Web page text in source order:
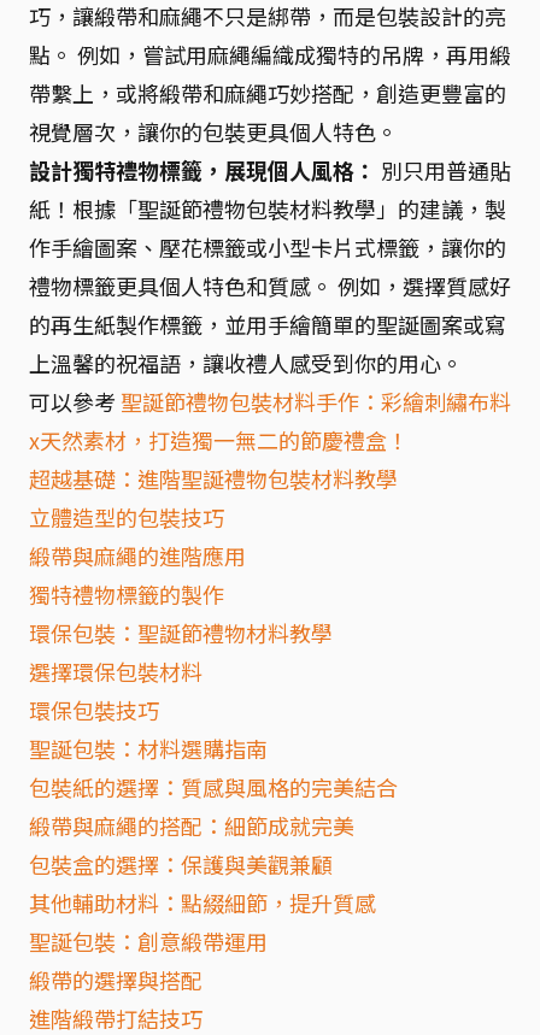
巧，讓緞帶和麻繩不只是綁帶，而是包裝設計的亮
點。 例如，嘗試用麻繩編織成獨特的吊牌，再用緞
帶繫上，或將緞帶和麻繩巧妙搭配，創造更豐富的
視覺層次，讓你的包裝更具個人特色。
設計獨特禮物標籤，展現個人風格： 別只用普通貼
紙！根據「聖誕節禮物包裝材料教學」的建議，製
作手繪圖案、壓花標籤或小型卡片式標籤，讓你的
禮物標籤更具個人特色和質感。 例如，選擇質感好
的再生紙製作標籤，並用手繪簡單的聖誕圖案或寫
上溫馨的祝福語，讓收禮人感受到你的用心。
可以參考 聖誕節禮物包裝材料手作：彩繪刺繡布料
x天然素材，打造獨一無二的節慶禮盒！
超越基礎：進階聖誕禮物包裝材料教學
立體造型的包裝技巧
緞帶與麻繩的進階應用
獨特禮物標籤的製作
環保包裝：聖誕節禮物材料教學
選擇環保包裝材料
環保包裝技巧
聖誕包裝：材料選購指南
包裝紙的選擇：質感與風格的完美結合
緞帶與麻繩的搭配：細節成就完美
包裝盒的選擇：保護與美觀兼顧
其他輔助材料：點綴細節，提升質感
聖誕包裝：創意緞帶運用
緞帶的選擇與搭配
進階緞帶打結技巧